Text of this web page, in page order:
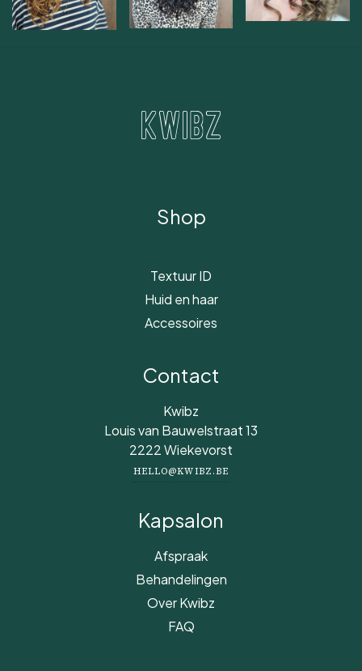
Shop
Textuur ID
Huid en haar
Accessoires
Contact
Kwibz
Louis van Bauwelstraat 13
2222 Wiekevorst
HELLO@KWIBZ.BE
Kapsalon
Afspraak
Behandelingen
Over Kwibz
FAQ